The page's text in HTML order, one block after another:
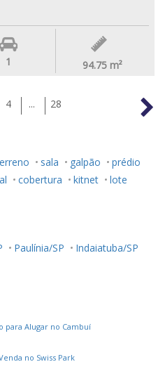
1 94.75 m²
4 ... 28
sala galpão
prédio
cobertura kitnet
lote
Paulínia/SP Indaiatuba/SP
para Alugar no Cambuí
no Swiss Park